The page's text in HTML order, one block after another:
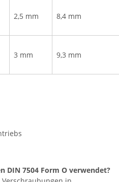
2,5 mm 8,4 mm
3 mm 9,3 mm
DIN 7504 Form O verwendet?